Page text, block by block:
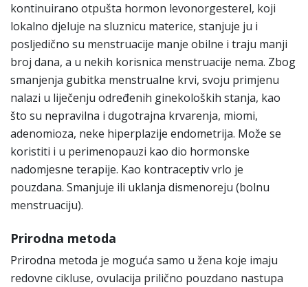
kontinuirano otpušta hormon levonorgesterel, koji
lokalno djeluje na sluznicu materice, stanjuje ju i
posljedično su menstruacije manje obilne i traju manji
broj dana, a u nekih korisnica menstruacije nema. Zbog
smanjenja gubitka menstrualne krvi, svoju primjenu
nalazi u liječenju određenih ginekoloških stanja, kao
što su nepravilna i dugotrajna krvarenja, miomi,
adenomioza, neke hiperplazije endometrija. Može se
koristiti i u perimenopauzi kao dio hormonske
nadomjesne terapije. Kao kontraceptiv vrlo je
pouzdana. Smanjuje ili uklanja dismenoreju (bolnu
menstruaciju).
Prirodna metoda
Prirodna metoda je moguća samo u žena koje imaju
redovne cikluse, ovulacija prilično pouzdano nastupa